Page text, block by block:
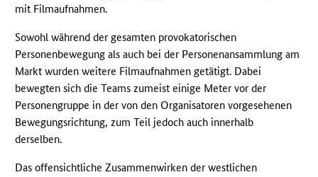
mit Filmaufnahmen.
Sowohl während der gesamten provokatorischen
Personenbewegung als auch bei der Personenansammlung am
Markt wurden weitere Filmaufnahmen getätigt. Dabei
bewegten sich die Teams zumeist einige Meter vor der
Personengruppe in der von den Organisatoren vorgesehenen
Bewegungsrichtung, zum Teil jedoch auch innerhalb
derselben.
Das offensichtliche Zusammenwirken der westlichen